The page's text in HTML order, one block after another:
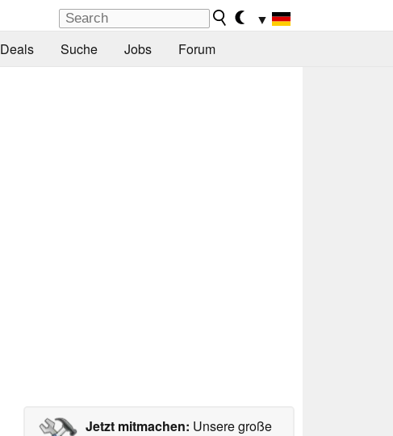
▼
Deals Suche Jobs Forum
Jetzt mitmachen: Unsere große